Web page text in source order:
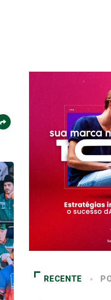
RECENTE